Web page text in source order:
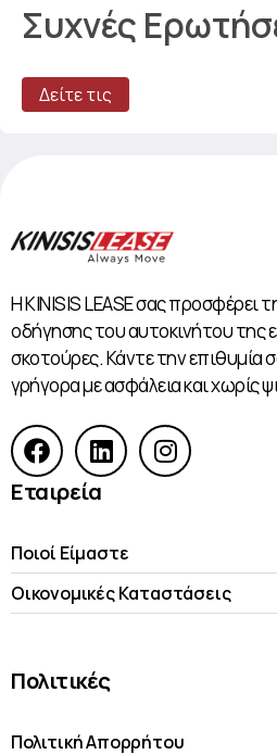
Συχνές
Δείτε τις
Η KINISIS LEASE σας προσφέρει
οδήγησης του αυτοκινήτου της
σκοτούρες. Κάντε την επιθυμία
γρήγορα με ασφάλεια και χωρίς
Εταιρεία
Ποιοί Είμαστε
Οικονομικές Kαταστάσεις
Πολιτικές
Πολιτική Απορρήτου